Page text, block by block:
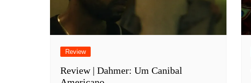
Review
Review | Dahmer: Um Canibal